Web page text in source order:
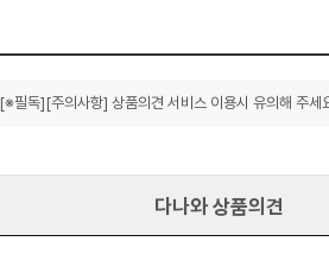
[※필독][주의사항] 상품의견 서비스 이용시 유의해 주세
다나와 상품의견